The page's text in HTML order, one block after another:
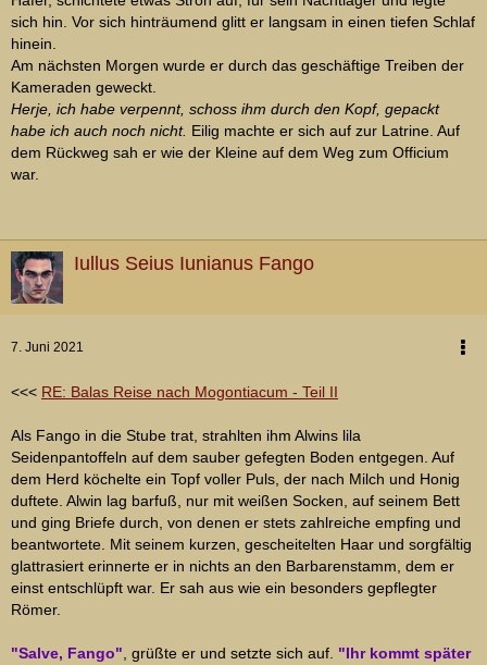
sich hin. Vor sich hinträumend glitt er langsam in einen tiefen Schlaf
hinein.
Am nächsten Morgen wurde er durch das geschäftige Treiben der
Kameraden geweckt.
Herje, ich habe verpennt, schoss ihm durch den Kopf, gepackt
habe ich auch noch nicht. Eilig machte er sich auf zur Latrine. Auf
dem Rückweg sah er wie der Kleine auf dem Weg zum Officium
war.
Iullus Seius Iunianus Fango
7. Juni 2021
<<< RE: Balas Reise nach Mogontiacum - Teil II
Als Fango in die Stube trat, strahlten ihm Alwins lila
Seidenpantoffeln auf dem sauber gefegten Boden entgegen. Auf
dem Herd köchelte ein Topf voller Puls, der nach Milch und Honig
duftete. Alwin lag barfuß, nur mit weißen Socken, auf seinem Bett
und ging Briefe durch, von denen er stets zahlreiche empfing und
beantwortete. Mit seinem kurzen, gescheitelten Haar und sorgfältig
glattrasiert erinnerte er in nichts an den Barbarenstamm, dem er
einst entschlüpft war. Er sah aus wie ein besonders gepflegter
Römer.
"Salve, Fango" , grüßte er und setzte sich auf. "Ihr kommt später